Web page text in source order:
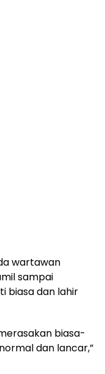
wartawan
sampai
biasa dan lahir
biasa-
dan lancar,”